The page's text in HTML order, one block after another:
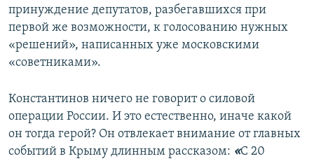
принуждение депутатов, разбегавшихся при
первой же возможности, к голосованию нужных
«решений», написанных уже московскими
«советниками».
Константинов ничего не говорит о силовой
операции России. И это естественно, иначе какой
он тогда герой? Он отвлекает внимание от главных
событий в Крыму длинным рассказом: «С 20